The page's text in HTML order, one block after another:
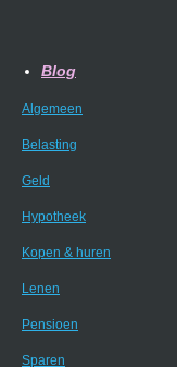
Blog
Algemeen
Belasting
Geld
Hypotheek
Kopen & huren
Lenen
Pensioen
Sparen